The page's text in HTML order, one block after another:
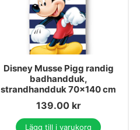
Disney Musse Pigg randig
badhandduk,
strandhandduk 70x140 cm
139.00 kr
Lägg till i varukorg